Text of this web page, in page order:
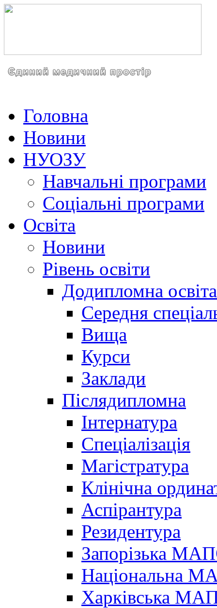
Головна
Новини
НУОЗУ
Навчальні програми
Соціальні програми
Освіта
Новини
Рівень освіти
Додипломна освіта
Середня
Вища
Курси
Заклади
Післядипломна
Інтернатура
Спеціалізація
Магістратура
Клінічна
Аспірантура
Резидентура
Запорізька
Національна
Харківська